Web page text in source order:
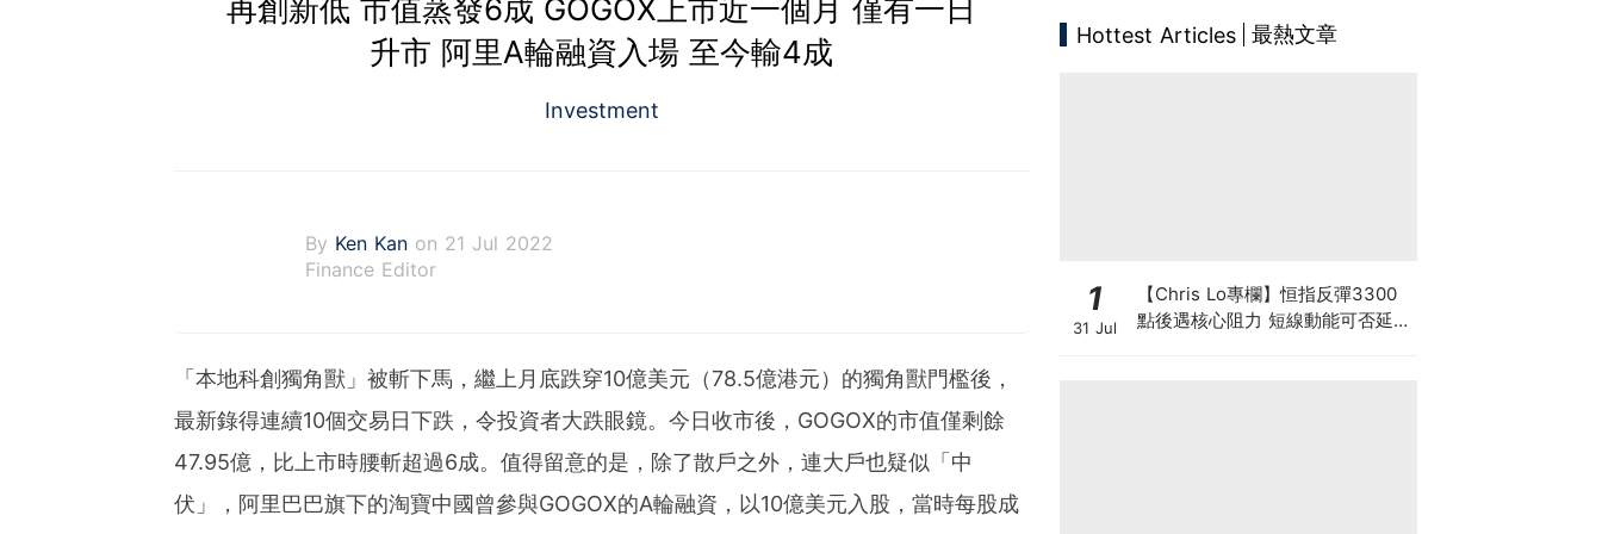
再創新低 市值蒸發6成 GOGOX上市近一個月 僅有一日
升市 阿里A輪融資入場 至今輸4成
Investment
By Ken Kan on 21 Jul 2022
Finance Editor
「本地科創獨角獸」被斬下馬，繼上月底跌穿10億美元（78.5億港元）的獨角獸門檻後，
最新錄得連續10個交易日下跌，令投資者大跌眼鏡。今日收市後，GOGOX的市值僅剩餘
47.95億，比上市時腰斬超過6成。值得留意的是，除了散戶之外，連大戶也疑似「中
伏」，阿里巴巴旗下的淘寶中國曾參與GOGOX的A輪融資，以10億美元入股，當時每股成
Hottest Articles 最熱文章
1
31 Jul
【Chris Lo專欄】恒指反彈3300
點後遇核心阻力 短線動能可否延續